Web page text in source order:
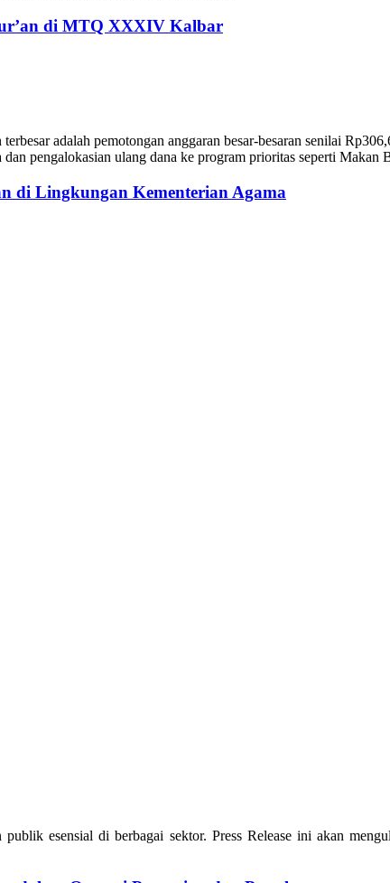
di MTQ XXXIV Kalbar
adalah pemotongan anggaran besar-besaran senilai
pengalokasian ulang dana ke program prioritas seperti
di Lingkungan Kementerian Agama
esensial di berbagai sektor. Press Release ini akan